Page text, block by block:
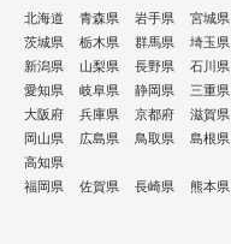
北海道 青森県 岩手県 宮城県
茨城県
栃木県 群馬県 埼玉県
新潟県
山梨県 長野県 石川県
愛知県
岐阜県 静岡県
三重県
大阪府
兵庫県 京都府 滋賀県
岡山県
広島県 鳥取県 島根県
高知県
福岡県
佐賀県 長崎県 熊本県